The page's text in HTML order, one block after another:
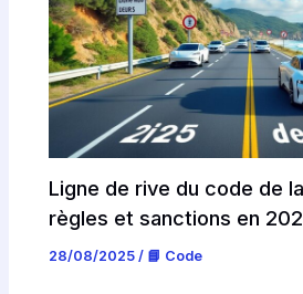
Ligne de rive du code de
règles et sanctions en
28/08/2025/ 📘 Code